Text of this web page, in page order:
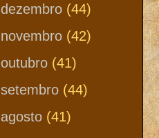
dezembro (44)
novembro (42)
outubro (41)
setembro (44)
agosto (41)